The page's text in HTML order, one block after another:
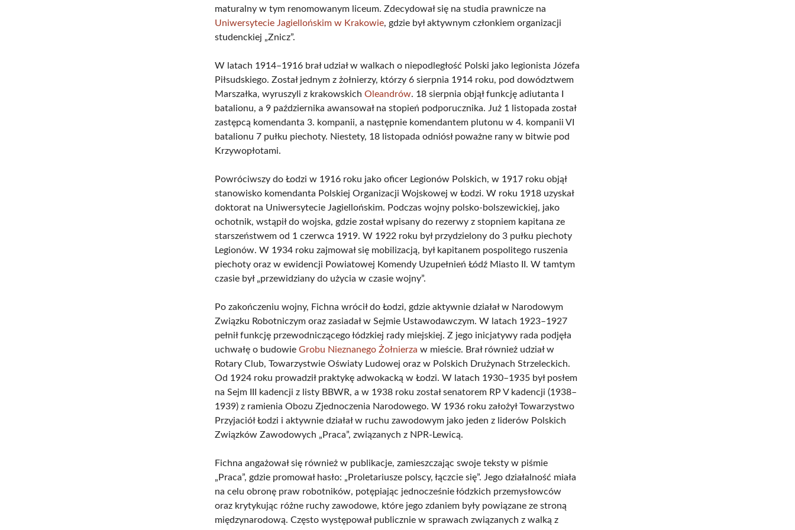
maturalny w tym renomowanym liceum. Zdecydował się na studia prawnicze na
Uniwersytecie Jagiellońskim w Krakowie, gdzie był aktywnym członkiem organizacji
studenckiej „Znicz”.
W latach 1914–1916 brał udział w walkach o niepodległość Polski jako legionista Józefa
Piłsudskiego. Został jednym z żołnierzy, którzy 6 sierpnia 1914 roku, pod dowództwem
Marszałka, wyruszyli z krakowskichOleandrów. 18 sierpnia objął funkcję adiutanta I
batalionu, a 9 października awansował na stopień podporucznika. Już 1 listopada został
zastępcą komendanta 3. kompanii, a następnie komendantem plutonu w 4. kompanii VI
batalionu 7 pułku piechoty. Niestety, 18 listopada odniósł poważne rany w bitwie pod
Krzywopłotami.
Powróciwszy do Łodzi w 1916 roku jako oficer Legionów Polskich, w 1917 roku objął
stanowisko komendanta Polskiej Organizacji Wojskowej w Łodzi. W roku 1918 uzyskał
doktorat na Uniwersytecie Jagiellońskim. Podczas wojny polsko-bolszewickiej, jako
ochotnik, wstąpił do wojska, gdzie został wpisany do rezerwy z stopniem kapitana ze
starszeństwem od 1 czerwca 1919. W 1922 roku był przydzielony do 3 pułku piechoty
Legionów. W 1934 roku zajmował się mobilizacją, był kapitanem pospolitego ruszenia
piechoty oraz w ewidencji Powiatowej Komendy Uzupełnień Łódź Miasto II. W tamtym
czasie był „przewidziany do użycia w czasie wojny”.
Po zakończeniu wojny, Fichna wrócił do Łodzi, gdzie aktywnie działał w Narodowym
Związku Robotniczym oraz zasiadał w Sejmie Ustawodawczym. W latach 1923–1927
pełnił funkcję przewodniczącego łódzkiej rady miejskiej. Z jego inicjatywy rada podjęła
uchwałę o budowieGrobu Nieznanego Żołnierza w mieście. Brał również udział w
Rotary Club, Towarzystwie Oświaty Ludowej oraz w Polskich Drużynach Strzeleckich.
Od 1924 roku prowadził praktykę adwokacką w Łodzi. W latach 1930–1935 był posłem
na Sejm III kadencji z listy BBWR, a w 1938 roku został senatorem RP V kadencji (1938–
1939) z ramienia Obozu Zjednoczenia Narodowego. W 1936 roku założył Towarzystwo
Przyjaciół Łodzi i aktywnie działał w ruchu zawodowym jako jeden z liderów Polskich
Związków Zawodowych „Praca”, związanych z NPR-Lewicą.
Fichna angażował się również w publikacje, zamieszczając swoje teksty w piśmie
„Praca”, gdzie promował hasło: „Proletariusze polscy, łączcie się”. Jego działalność miała
na celu obronę praw robotników, potępiając jednocześnie łódzkich przemysłowców
oraz krytykując różne ruchy zawodowe, które jego zdaniem były powiązane ze stroną
międzynarodową. Często występował publicznie w sprawach związanych z walką z